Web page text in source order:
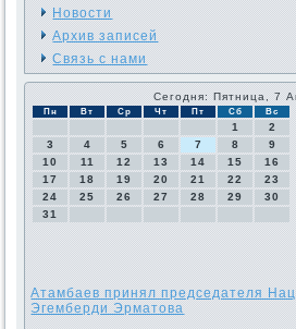
Новости
Архив записей
Связь с нами
Сегодня: Пятница, 7
Пн Вт Ср Чт Пт Сб Вс
1
2
3
4 5 6 7 8
9
10
11 12 13 14 15
16
17
18 19 20 21 22
23
24
25 26 27 28 29
30
31
Атамбаев принял председателя
Эгемберди Эрматова